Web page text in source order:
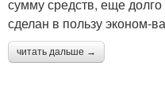
сумму средств, еще
сделан в пользу эконом-
читать дальше →